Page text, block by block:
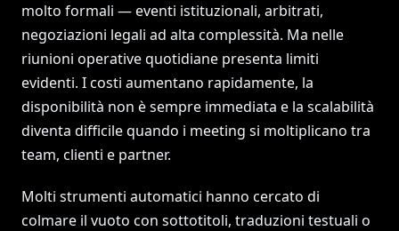
molto formali — eventi istituzionali, arbitrati,
negoziazioni legali ad alta complessità. Ma nelle
riunioni operative quotidiane presenta limiti
evidenti. I costi aumentano rapidamente, la
disponibilità non è sempre immediata e la scalabilità
diventa difficile quando i meeting si moltiplicano tra
team, clienti e partner.
Molti strumenti automatici hanno cercato di
colmare il vuoto con sottotitoli, traduzioni testuali o